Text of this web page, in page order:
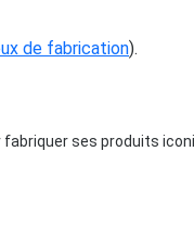
de fabrication).
ses produits